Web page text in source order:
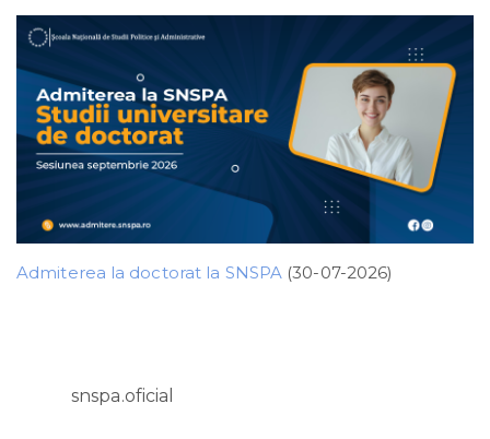
Admiterea la doctorat la SNSPA (30-07-2026)
snspa.oficial